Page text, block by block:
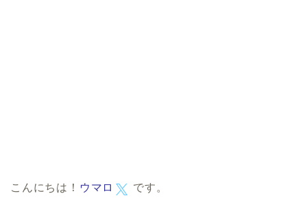
こんにちは！ ウマロ です。